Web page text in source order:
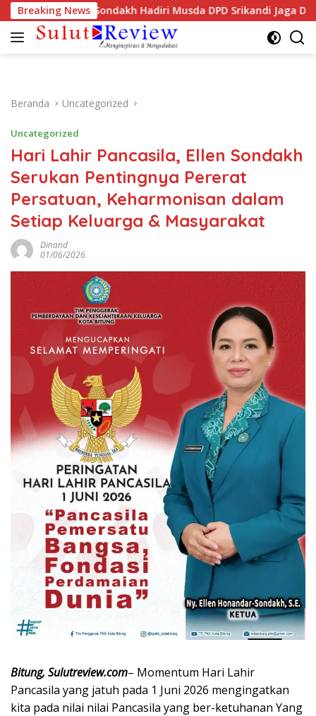
Langsung
ke
konten
Breaking News
PKK Ellen Sondakh Hadiri Musda DPD Srikandi Jaga Desa
Beranda Uncategorized
Uncategorized
Hari Lahir Pancasila, Ellen Sondakh
Serukan Pentingnya Pererat
Persatuan, Keharmonisan dalam
Setiap Keluarga & Masyarakat
Dinand
01/06/2026
Bitung, Sulutreview.com– Momentum Hari Lahir
Pancasila yang jatuh pada 1 Juni 2026 mengingatkan
kita pada nilai nilai Pancasila yang ber-ketuhanan Yang